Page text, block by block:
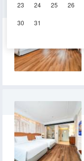
23 24 25 26
30 31